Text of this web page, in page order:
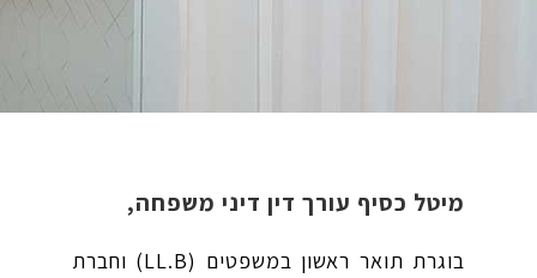
מיטל כסיף עורך דין דיני משפחה,
בוגרת תואר ראשון במשפטים (LL.B) וחברת